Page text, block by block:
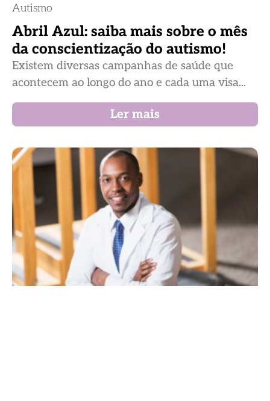
Autismo
Abril Azul: saiba mais sobre o mês
da conscientização do autismo!
Existem diversas campanhas de saúde que
acontecem ao longo do ano e cada uma visa...
Ler mais